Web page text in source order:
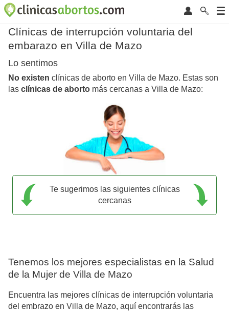
Clínicas de interrupción voluntaria del
embarazo en Villa de Mazo
Lo sentimos
No existen clínicas de aborto en Villa de Mazo. Estas son
las clínicas de aborto más cercanas a Villa de Mazo:
Te sugerimos las siguientes clínicas
cercanas
Tenemos los mejores especialistas en la Salud
de la Mujer de Villa de Mazo
Encuentra las mejores clínicas de interrupción voluntaria
del embrazo en Villa de Mazo, aquí encontrarás las